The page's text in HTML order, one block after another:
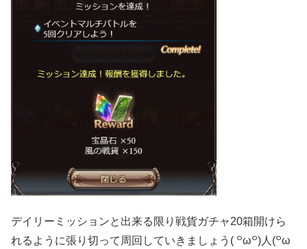
デイリーミッションと出来る限り戦貨ガチャ20箱開けら
れるように張り切って周回していきましょう( ꒪ω꒪)人(꒪ω